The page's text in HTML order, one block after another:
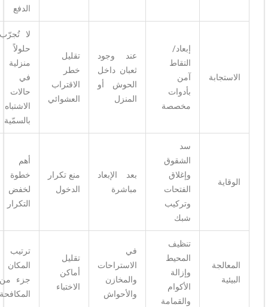
الدفع
الاستجابة
إبعاد/
التقاط
آمن
بأدوات
مخصصة
عند وجود
ثعبان داخل
الحوش أو
المنزل
تقليل
خطر
الاقتراب
العشوائي
لا تُجرّب
حلولاً
منزلية
في
حالات
الاشتباه
بالسمّية
الوقاية
سد
الشقوق
وإغلاق
الفتحات
وتركيب
شبك
بعد الإبعاد
مباشرة
منع تكرار
الدخول
أهم
خطوة
لخفض
التكرار
المعالجة
البيئية
تنظيف
المحيط
وإزالة
الأكوام
والقمامة
في
الاستراحات
والمخازن
والأحواش
تقليل
أماكن
الاختباء
ترتيب
المكان
جزء من
المكافحة